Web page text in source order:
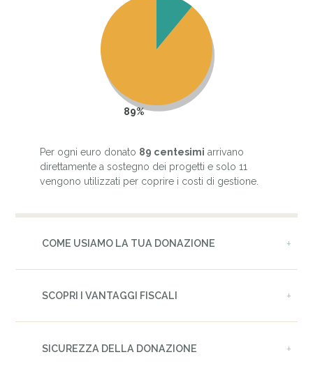
89%
Per ogni euro donato 89 centesimi arrivano
direttamente a sostegno dei progetti e solo 11
vengono utilizzati per coprire i costi di gestione.
COME USIAMO LA TUA DONAZIONE
SCOPRI I VANTAGGI FISCALI
SICUREZZA DELLA DONAZIONE